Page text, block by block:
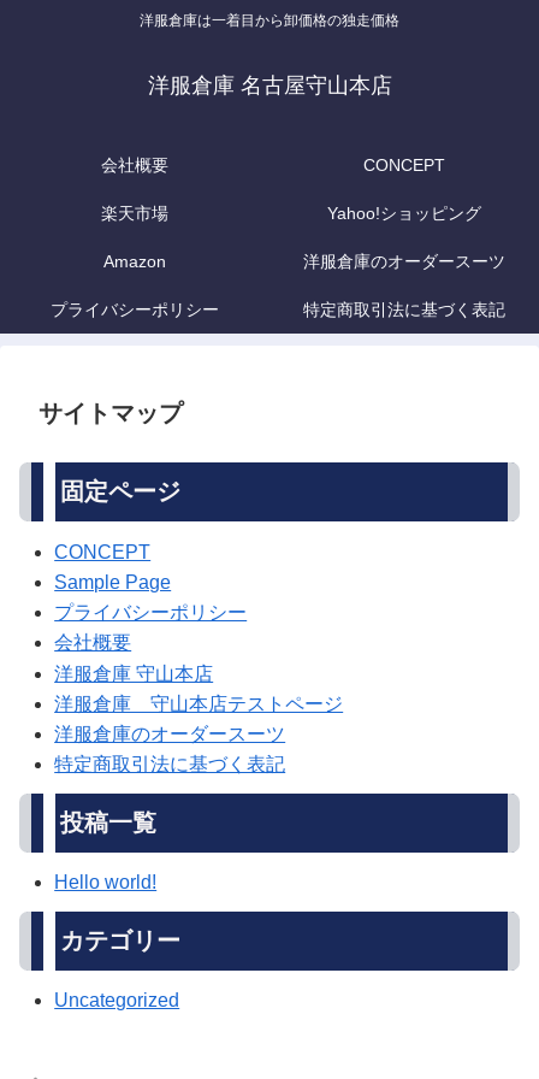
洋服倉庫は一着目から卸価格の独走価格
洋服倉庫 名古屋守山本店
会社概要 CONCEPT
楽天市場 Yahoo!ショッピング
Amazon 洋服倉庫のオーダースーツ
プライバシーポリシー 特定商取引法に基づく表記
サイトマップ
固定ページ
CONCEPT
Sample Page
プライバシーポリシー
会社概要
洋服倉庫 守山本店
洋服倉庫 守山本店テストページ
洋服倉庫のオーダースーツ
特定商取引法に基づく表記
投稿一覧
Hello world!
カテゴリー
Uncategorized